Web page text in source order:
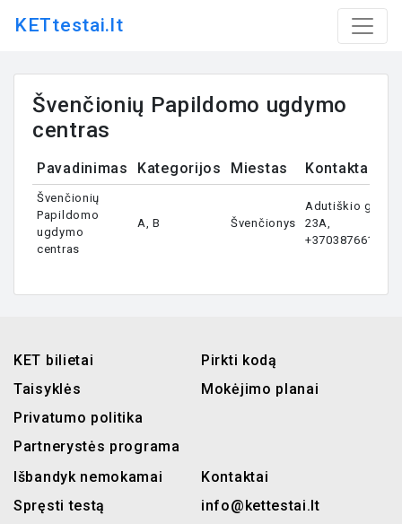
KETtestai.lt
Švenčionių Papildomo ugdymo
centras
Pavadinimas Kategorijos Miestas Kontaktai
Švenčionių
Papildomo
ugdymo
centras
A, B Švenčionys
Adutiškio g.
23A,
+37038766153
KET bilietai
Taisyklės
Privatumo politika
Partnerystės programa
Pirkti kodą
Mokėjimo planai
Išbandyk nemokamai
Spręsti testą
Kontaktai
info@kettestai.lt